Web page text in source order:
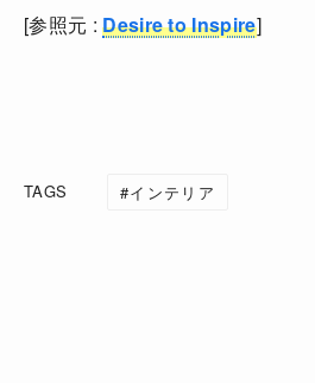
[参照元 :Desire to Inspire]
TAGS インテリア